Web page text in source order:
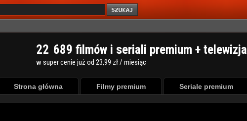
22 689 filmów i seriali premium + telewizja
w super cenie już od 23,99 zł / miesiąc
Strona główna Filmy premium Seriale premium